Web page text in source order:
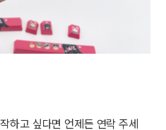
하고 싶다면 언제든 연락 주세